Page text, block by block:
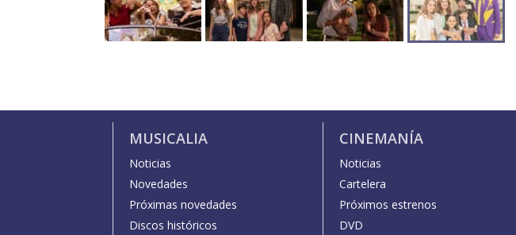
MUSICALIA
Noticias
Novedades
Próximas novedades
Discos históricos
CINEMANÍA
Noticias
Cartelera
Próximos estrenos
DVD